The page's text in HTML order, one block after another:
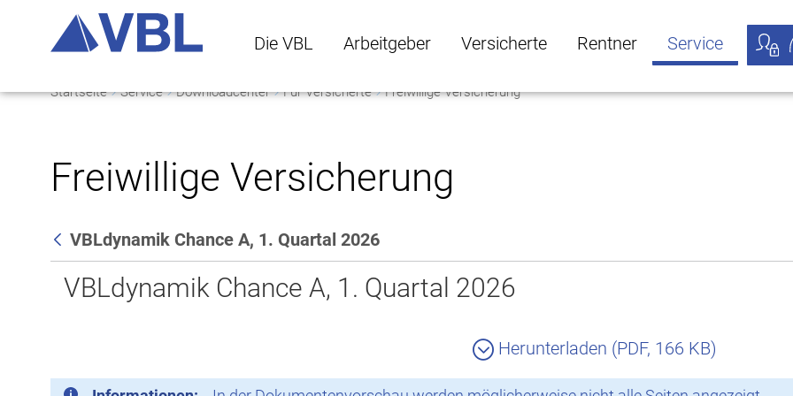
Die VBL
Die VBL Untermenü öffnen
Arbeitgeber
Arbeitgeber Untermenü öffnen
Versicherte
Versicherte Untermenü öffnen
Rentner Service
Startseite Service Downloadcenter Für Versicherte Freiwillige Versicherung
Freiwillige Versicherung
Zurück
VBLdynamik Chance A, 1. Quartal 2026
VBLdynamik Chance A, 1. Quartal 2026
Herunterladen (PDF, 166 KB)